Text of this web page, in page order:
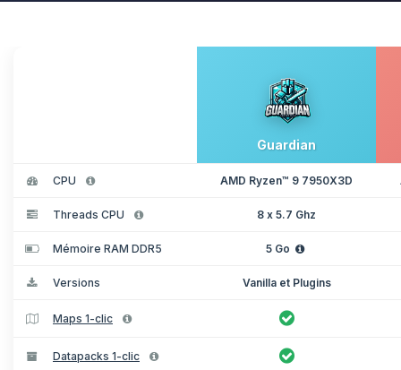
Guardian
CPU AMD Ryzen™ 9 7950X3D
Threads CPU 8 x 5.7 Ghz
Mémoire RAM DDR5 5 Go
Versions Vanilla et Plugins
Maps 1-clic
Datapacks 1-clic